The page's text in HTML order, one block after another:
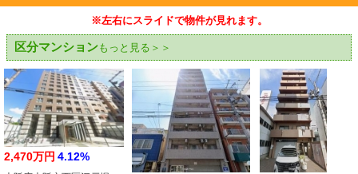
※左右にスライドで物件が見れます。
区分マンションもっと見る＞＞
2,470万円 4.12%